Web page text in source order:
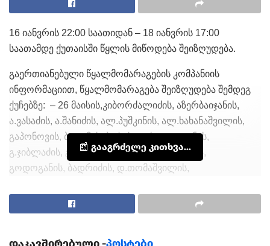
16 იანვრის 22:00 საათიდან – 18 იანვრის 17:00
საათამდე ქუთაისში წყლის მიწოდება შეიზღუდება.
გაერთიანებული წყალმომარაგების კომპანიის
ინფორმაციით, წყალმომარაგება შეიზღუდება შემდეგ
ქუჩებზე: – 26 მაისის,კიბორძალიძის, აზერბაიჯანის,
ა.ვასაძის, ა.შანიძის, ალ.პუშკინის, ალ.ხახანაშვილის,
გაპონოვის, ბათუმის, ბაქოს, გ.ახვლედიანის,
გ.ჯიბლაძის, განათლების, განჯის, გელათის,
გოდოგანის, ბადრიძის, დ.თომაშვილის,
იერუსალიმის, ირ.ბაზაძის, იუპორტის, მამფორიას,
იაშვილის, რიონჰესის, მოწამეთას, ჭახათას, სოლომონ
📰 გააგრძელე კითხვა...